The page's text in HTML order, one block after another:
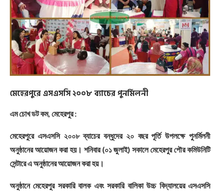
মেহেরপুরেএসএসসি২০০৮ব্যাচেরপুনর্মিলনী
এম চোখ ডট কম, মেহেরপুর :
মেহেরপুরে এসএসসি ২০০৮ ব্যাচের বন্ধুদের ২০ বছর পূর্তি উপলক্ষে পুনর্মিলনী
অনুষ্ঠানের আয়োজন করা হয়। শনিবার (০১ জুলাই) সকালে মেহেরপুর পৌর কমিউনিটি
সেন্টারে এ অনুষ্ঠানের আয়োজন করা হয়।
অনুষ্ঠানে মেহেরপুর সরকারি বালক এবং সরকারি বালিকা উচ্চ বিদ্যালয়ের এসএসসি